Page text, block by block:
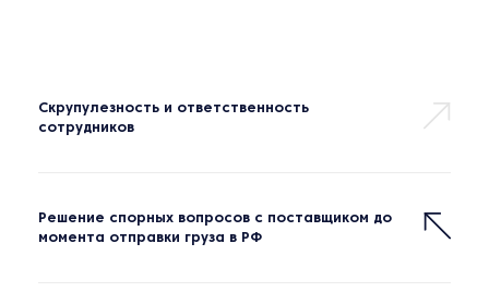
Скрупулезность и ответственность
сотрудников
Решение спорных вопросов с поставщиком до
момента отправки груза в РФ